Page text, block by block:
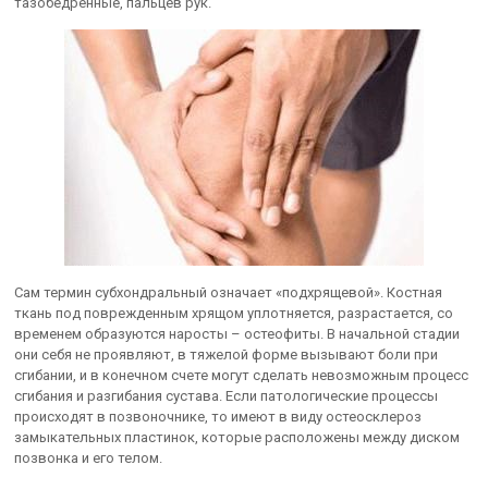
Сам термин субхондральный означает «подхрящевой». Костная
ткань под поврежденным хрящом уплотняется, разрастается, со
временем образуются наросты – остеофиты. В начальной стадии
они себя не проявляют, в тяжелой форме вызывают боли при
сгибании, и в конечном счете могут сделать невозможным процесс
сгибания и разгибания сустава. Если патологические процессы
происходят в позвоночнике, то имеют в виду остеосклероз
замыкательных пластинок, которые расположены между диском
позвонка и его телом.